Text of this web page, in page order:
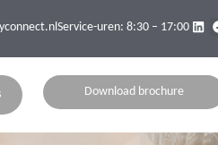
Service-uren: 8:30 – 17:00
Download brochure